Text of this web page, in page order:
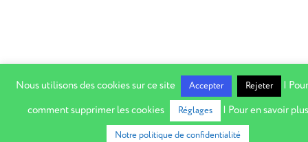
Nous utilisons des cookies sur ce site Accepter Rejeter
|
comment supprimer les cookies
Réglages | Pour en savoir
Notre politique de confidentialité